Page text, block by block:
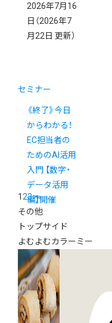
2026年7月16
日 （2026年7
月22日 更新）
セミナー
《終了》今日
からわかる！
EC担当者の
ためのAI活用
入門 【数字・
データ活用
編】開催
123>»
その他
トップサイド
よむよむカラーミー